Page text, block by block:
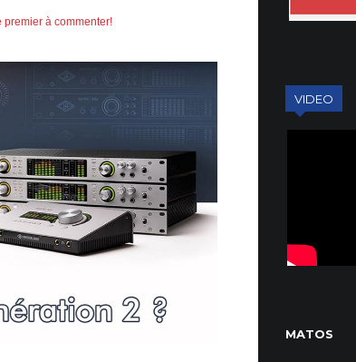
premier à commenter!
VIDEO
MATOS